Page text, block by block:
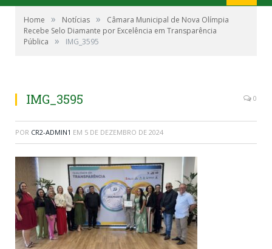
Home » Notícias »
Câmara Municipal de Nova Olímpia
Recebe Selo Diamante por Excelência em Transparência
Pública
» IMG_3595
IMG_3595 0
POR CR2-ADMIN1 EM 5 DE DEZEMBRO DE 2024